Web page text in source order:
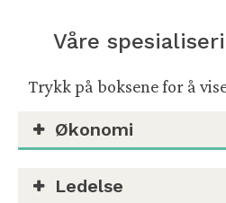
Våre
Trykk på boksene for å
Økonomi
Ledelse